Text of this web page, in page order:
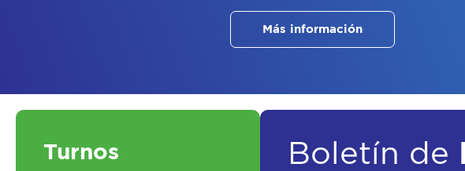
Más información
Turnos Boletín de